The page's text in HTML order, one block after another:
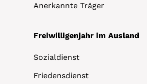
Anerkannte Träger
Freiwilligenjahr im Ausland
Sozialdienst
Friedensdienst